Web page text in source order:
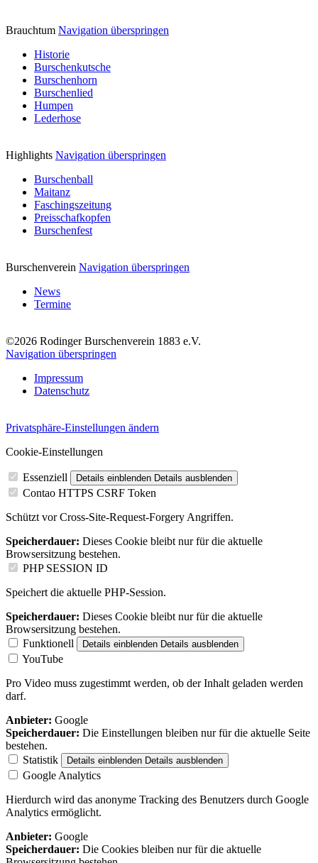
Brauchtum Navigation überspringen
Historie
Burschenkutsche
Burschenhorn
Burschenlied
Humpen
Lederhose
Highlights Navigation überspringen
Burschenball
Maitanz
Faschingszeitung
Preisschafkopfen
Burschenfest
Burschenverein Navigation überspringen
News
Termine
©2026 Rodinger Burschenverein 1883 e.V.
Navigation überspringen
Impressum
Datenschutz
Privatsphäre-Einstellungen ändern
Cookie-Einstellungen
Essenziell Details einblenden Details ausblenden
Contao HTTPS CSRF Token
Schützt vor Cross-Site-Request-Forgery Angriffen.
Speicherdauer: Dieses Cookie bleibt nur für die aktuelle
Browsersitzung bestehen.
PHP SESSION ID
Speichert die aktuelle PHP-Session.
Speicherdauer: Dieses Cookie bleibt nur für die aktuelle
Browsersitzung bestehen.
Funktionell
Details einblenden Details ausblenden
YouTube
Pro Video muss zugestimmt werden, ob der Inhalt geladen werden
darf.
Anbieter: Google
Speicherdauer: Die Einstellungen bleiben nur für die aktuelle Seite
bestehen.
Statistik
Details einblenden Details ausblenden
Google Analytics
Hierdurch wird das anonyme Tracking des Benutzers durch Google
Analytics ermöglicht.
Anbieter: Google
Speicherdauer: Die Cookies bleiben nur für die aktuelle